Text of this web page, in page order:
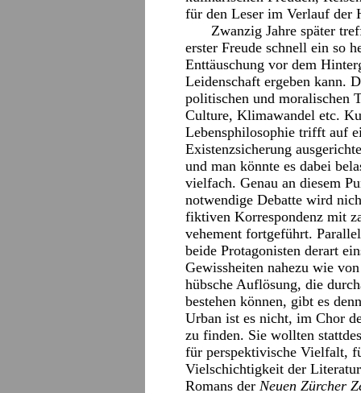
für den Leser im Verlauf der
Zwanzig Jahre später
erster Freude schnell ein so
Enttäuschung vor dem
Leidenschaft ergeben kann.
politischen und moralischen
Culture, Klimawandel etc.
Lebensphilosophie trifft auf
Existenzsicherung
und man könnte es dabei
vielfach. Genau an diesem
notwendige Debatte wird
fiktiven Korrespondenz mit
vehement fortgeführt.
beide Protagonisten derart
Gewissheiten nahezu wie
hübsche Auflösung, die
bestehen können, gibt es
Urban ist es nicht, im Chor
zu finden. Sie wollten
für perspektivische Vielfalt,
Vielschichtigkeit der
Romans der Neuen Zürcher